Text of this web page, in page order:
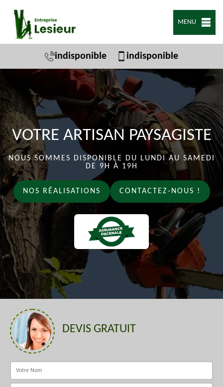
MENU
indisponible indisponible
VOTRE ARTISAN PAYSAGISTE
NOUS SOMMES DISPONIBLE DU LUNDI AU SAMEDI
DE 9H À 19H
NOS RÉALISATIONS CONTACTEZ-NOUS !
DEVIS GRATUIT